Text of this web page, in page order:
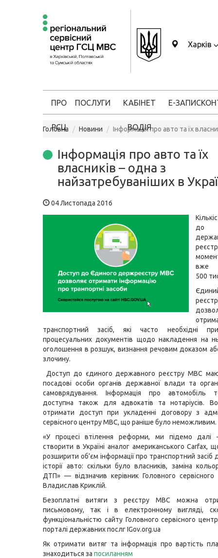
Харків
ПРО
РСЦ
ПОСЛУГИ КАБІНЕТ
ВОДІЯ
Е-ЗАПИС
Головна Новини Інформація про авто та їх
Інформація про авто та їх
власників – одна з
найзатребуваніших в
04 Листопада 2016
до
вже
500
транспортний засіб, які часто необхідні
процесуальних документів щодо накладення на
оголошення в розшук, визнання речовим доказом
злочину.
Доступ до єдиного державного реєстру МВС
посадові особи органів державної влади та
самоврядування. Інформація про автомобіль
доступна також для адвокатів та нотаріусів.
отримати доступ при укладенні договору з
сервісного центру МВС, що раніше було неможливим.
«У процесі втілення реформи, ми підемо далі
створити в Україні аналог американського Carfax,
розширити об’єм інформації про транспортний засіб
історії авто: скільки було власників, заміна
ДТП» — відзначив керівник Головного
Владислав Криклій.
Безоплатні витяги з реєстру МВС можна
письмовому, так і в електронному вигляді,
функціональністю сайту Головного сервісного
порталі державних послг IGov.org.ua
Як отримати витяг та інформація про вартість
знаходиться за посиланням